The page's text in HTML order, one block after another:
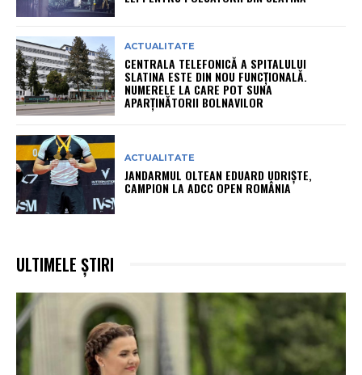
ACTUALITATE
CENTRALA TELEFONICĂ A SPITALULUI
SLATINA ESTE DIN NOU FUNCȚIONALĂ.
NUMERELE LA CARE POT SUNA
APARȚINĂTORII BOLNAVILOR
ACTUALITATE
JANDARMUL OLTEAN EDUARD UDRIȘTE,
CAMPION LA ADCC OPEN ROMÂNIA
ULTIMELE ȘTIRI